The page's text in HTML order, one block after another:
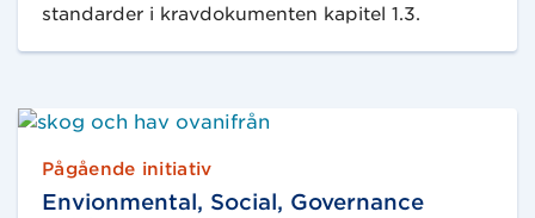
standarder i kravdokumenten kapitel 1.3.
Pågående initiativ
Envionmental, Social, Governance